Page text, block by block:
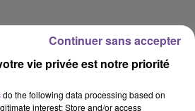
vie privée est notre priorité
do the following data processing based on
interest: Store and/or access
Continuer sans accepter